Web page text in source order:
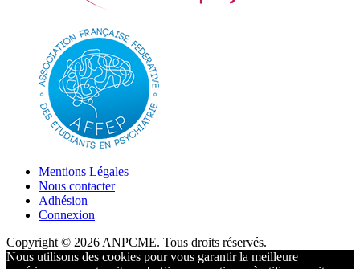
Mentions Légales
Nous contacter
Adhésion
Connexion
Copyright © 2026 ANPCME. Tous droits réservés.
Nous utilisons des cookies pour vous garantir la meilleure